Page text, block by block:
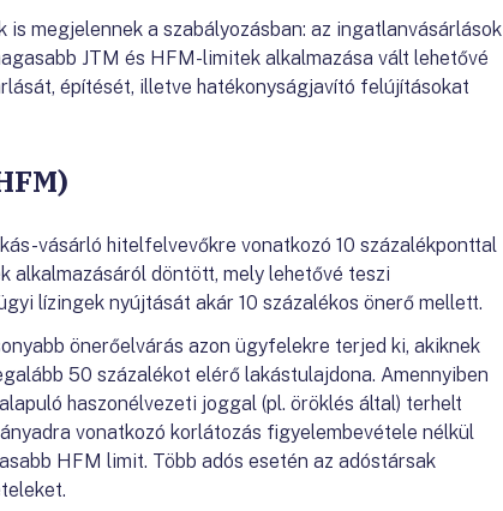
is megjelennek a szabályozásban: az ingatlanvásárlások
JTM és HFM-limitek alkalmazása vált lehetővé
építését, illetve hatékonyságjavító felújításokat
vásárló hitelfelvevőkre vonatkozó 10 százalékponttal
alkalmazásáról döntött, mely lehetővé teszi
lízingek nyújtását akár 10 százalékos önerő mellett.
önerőelvárás azon ügyfelekre terjed ki, akiknek
50 százalékot elérő lakástulajdona. Amennyiben
haszonélvezeti joggal (pl. öröklés által) terhelt
vonatkozó korlátozás figyelembevétele nélkül
HFM limit. Több adós esetén az adóstársak